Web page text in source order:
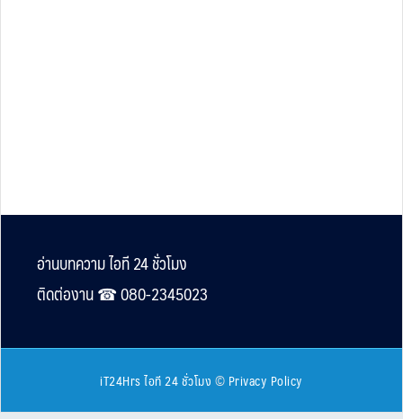
Footer
อ่านบทความ ไอที 24 ชั่วโมง
ติดต่องาน ☎︎ 080-2345023
iT24Hrs ไอที 24 ชั่วโมง © Privacy Policy